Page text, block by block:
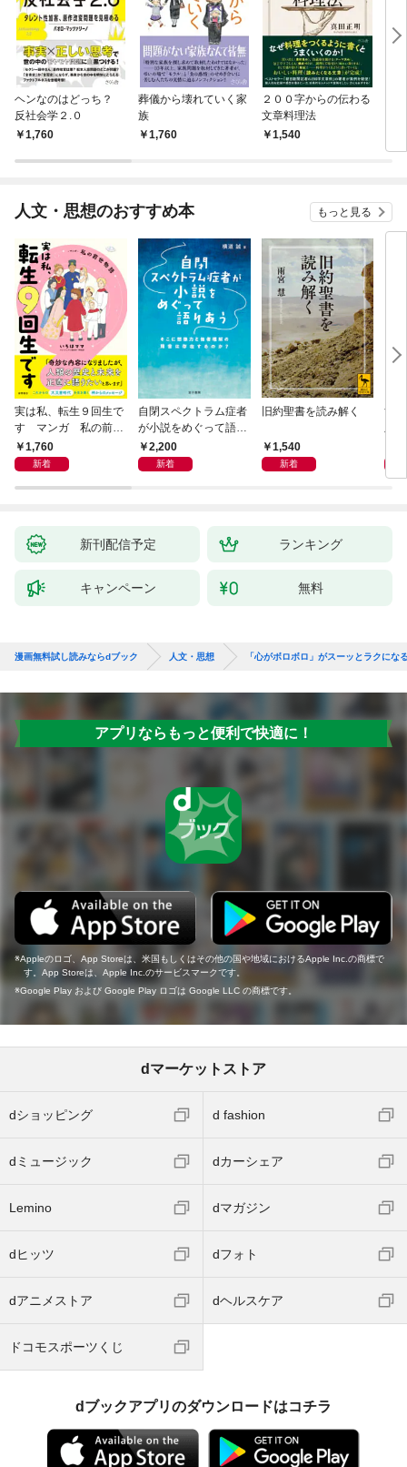
ヘンなのはどっち？
反社会学２.０
1,760
葬儀から壊れていく家
族
1,760
２００字からの伝わる
文章料理法
1,540
人文・思想のおすすめ本 もっと見る
実は私、転生９回生で
す マンガ 私の前世
物語1,760
新着
自閉スペクトラム症者
が小説をめぐって語り
あう2,200
新着
旧約聖書を読み解く
1,540
新着
す
版
新刊配信予定 ランキング
キャンペーン 無料
漫画無料試し読みならdブック 人文・思想 「心がボロボロ」がスーッとラクにな
アプリならもっと便利で快適に！
Appleのロゴ、App Storeは、米国もしくはその他の国や地域におけるApple Inc.の商標で
す。App Storeは、Apple Inc.のサービスマークです。
Google Play および Google Play ロゴは Google LLC の商標です。
dマーケットストア
dショッピング d fashion
dミュージック dカーシェア
Lemino dマガジン
dヒッツ dフォト
dアニメストア dヘルスケア
ドコモスポーツくじ
dブックアプリのダウンロードはコチラ